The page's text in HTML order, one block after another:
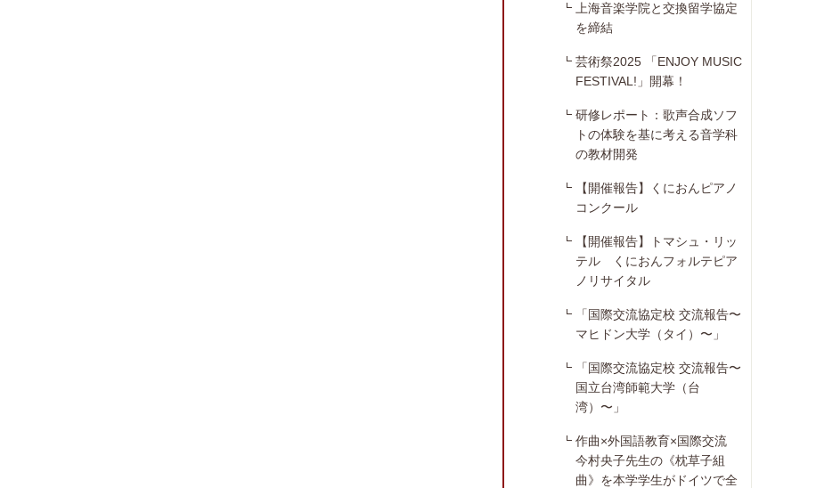
上海音楽学院と交換留学協定
を締結
芸術祭2025 「ENJOY MUSIC
FESTIVAL!」開幕！
研修レポート：歌声合成ソフ
トの体験を基に考える音学科
の教材開発
【開催報告】くにおんピアノ
コンクール
【開催報告】トマシュ・リッ
テル くにおんフォルテピア
ノリサイタル
「国際交流協定校 交流報告〜
マヒドン大学（タイ）〜」
「国際交流協定校 交流報告〜
国立台湾師範大学（台
湾）〜」
作曲×外国語教育×国際交流
今村央子先生の《枕草子組
曲》を本学学生がドイツで全